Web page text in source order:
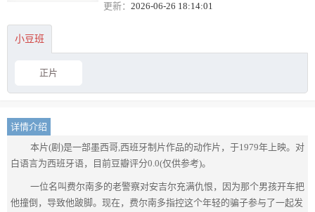
更新： 2026-06-26 18:14:01
小豆班
正片
详情介绍
本片(剧)是一部墨西哥,西班牙制片作品的动作片，于1979年上映。对
白语言为西班牙语，目前豆瓣评分0.0(仅供参考)。
一位名叫费尔南多的老警察对安吉尔充满仇恨，因为那个男孩开车把
他撞倒，导致他跛脚。现在，费尔南多指控这个年轻的骗子参与了一起发